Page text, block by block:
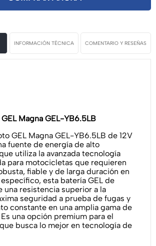
INFORMACIÓN TÉCNICA COMENTARIO Y RESEÑAS
Magna GEL-YB6.5LB
GEL Magna GEL-YB6.5LB de 12V
fuente de energía de alto
utiliza la avanzada tecnología
para motocicletas que requieren
fiable y de larga duración en
esta batería GEL de
una resistencia superior a la
seguridad a prueba de fugas y
constante en una amplia gama de
una opción premium para el
busca lo mejor en tecnología de